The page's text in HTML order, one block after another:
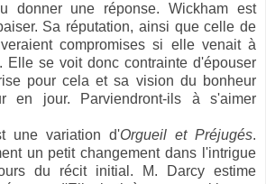
donner une réponse. Wickham est
Sa réputation, ainsi que celle de
compromises si elle venait à
Elle se voit donc contrainte d'épouser
pour cela et sa vision du bonheur
en jour. Parviendront-ils à s'aimer
une variation d'Orgueil et Préjugés.
un petit changement dans l'intrigue
du récit initial. M. Darcy estime